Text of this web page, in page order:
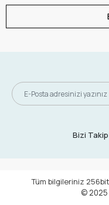
Bizi Takip
Tüm bilgileriniz
© 2025